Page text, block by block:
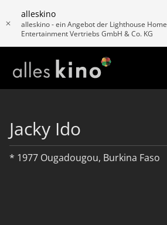
alleskino
alleskino - ein Angebot der Lighthouse Home
Entertainment Vertriebs GmbH & Co. KG
Jacky Ido
* 1977 Ougadougou, Burkina Faso